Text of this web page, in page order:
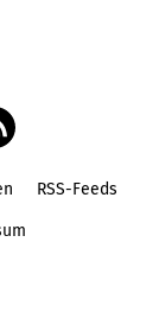
RSS-Feeds